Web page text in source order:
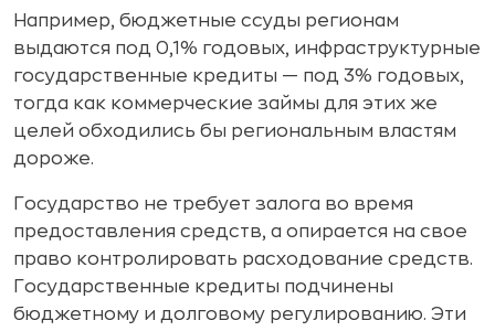
Например, бюджетные ссуды регионам
выдаются под 0,1% годовых, инфраструктурные
государственные кредиты — под 3% годовых,
тогда как коммерческие займы для этих же
целей обходились бы региональным властям
дороже.
Государство не требует залога во время
предоставления средств, а опирается на свое
право контролировать расходование средств.
Государственные кредиты подчинены
бюджетному и долговому регулированию. Эти